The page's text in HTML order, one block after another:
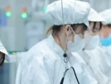
ngân hàng quá cao.